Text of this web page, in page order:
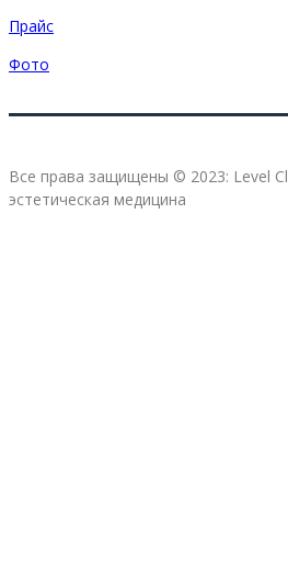
Прайс
Фото
Все права защищены © 2023: Level
эстетическая медицина